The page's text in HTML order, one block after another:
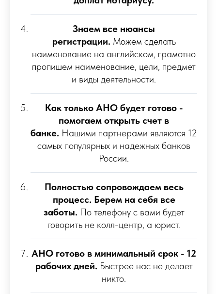
Знаем все нюансы
регистрации. Можем сделать
наименование на английском, грамотно
пропишем наименование, цели, предмет
и виды деятельности.
Как только АНО будет готово -
помогаем открыть счет в
банке. Нашими партнерами являются 12
самых популярных и надежных банков
России.
Полностью сопровождаем весь
процесс. Берем на себя все
заботы. По телефону с вами будет
говорить не колл-центр, а юрист.
АНО готово в минимальный срок - 12
рабочих дней. Быстрее нас не делает
никто.